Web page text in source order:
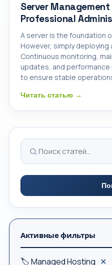
Активные фильтры
🏷 Managed Hosting ✕
Server
Professional
A server is the foundation
However, simply deploying
Continuous monitoring,
updates, and
to ensure stable
Читать статью →